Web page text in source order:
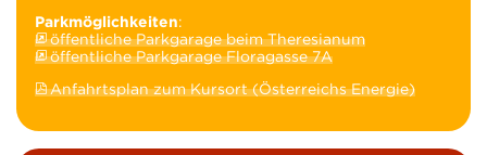
Parkmöglichkeiten:
öffentliche Parkgarage beim Theresianum
öffentliche Parkgarage Floragasse 7A
Anfahrtsplan zum Kursort (Österreichs Energie)